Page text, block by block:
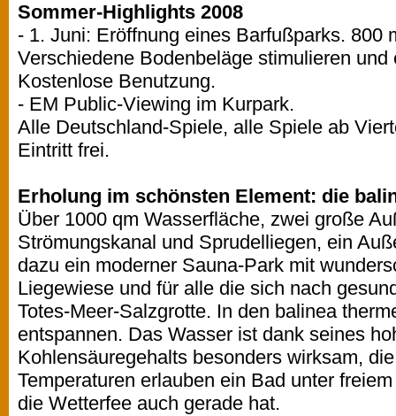
Sommer-Highlights 2008
- 1. Juni: Eröffnung eines Barfußparks. 800
Verschiedene Bodenbeläge stimulieren und
Kostenlose Benutzung.
- EM Public-Viewing im Kurpark.
Alle Deutschland-Spiele, alle Spiele ab
Eintritt frei.
Erholung im schönsten Element: die
Über 1000 qm Wasserfläche, zwei große
Strömungskanal und Sprudelliegen, ein
dazu ein moderner Sauna-Park mit
Liegewiese und für alle die sich nach
Totes-Meer-Salzgrotte. In den balinea
entspannen. Das Wasser ist dank seines
Kohlensäuregehalts besonders wirksam,
Temperaturen erlauben ein Bad unter
die Wetterfee auch gerade hat.